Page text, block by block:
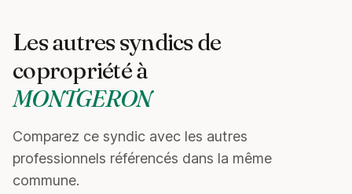
Les autres syndics de
copropriété à
MONTGERON
Comparez ce syndic avec les autres
professionnels référencés dans la même
commune.